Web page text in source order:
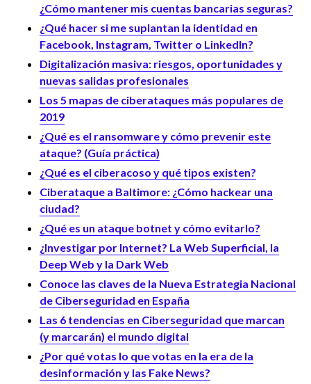
¿Cómo mantener mis cuentas bancarias seguras?
¿Qué hacer si me suplantan la identidad en
Facebook, Instagram, Twitter o LinkedIn?
Digitalización masiva: riesgos, oportunidades y
nuevas salidas profesionales
Los 5 mapas de ciberataques más populares de
2019
¿Qué es el ransomware y cómo prevenir este
ataque? (Guía práctica)
¿Qué es el ciberacoso y qué tipos existen?
Ciberataque a Baltimore: ¿Cómo hackear una
ciudad?
¿Qué es un ataque botnet y cómo evitarlo?
¿Investigar por Internet? La Web Superficial, la
Deep Web y la Dark Web
Conoce las claves de la Nueva Estrategia Nacional
de Ciberseguridad en España
Las 6 tendencias en Ciberseguridad que marcan
(y marcarán) el mundo digital
¿Por qué votas lo que votas en la era de la
desinformación y las Fake News?